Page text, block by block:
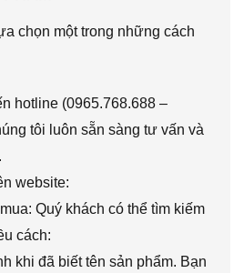
chọn một trong những cách
hotline (0965.768.688 –
tôi luôn sẵn sàng tư vấn và
website:
Quý khách có thể tìm kiếm
cách:
khi đã biết tên sản phẩm. Bạn